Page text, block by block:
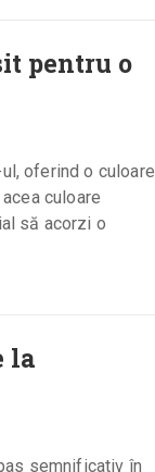
pentru o
oferind o culoare
culoare
să acorzi o
la
semnificativ în